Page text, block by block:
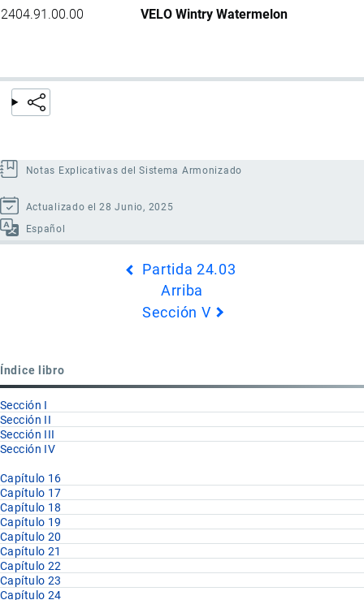
2404.91.00.00
VELO Wintry Watermelon
Notas Explicativas del Sistema Armonizado
Actualizado el 28 Junio, 2025
Español
24.04
Partida 24.03
Arriba
Sección V
Índice libro
Sección I
Sección II
Sección III
Sección IV
Capítulo 16
Capítulo 17
Capítulo 18
Capítulo 19
Capítulo 20
Capítulo 21
Capítulo 22
Capítulo 23
Capítulo 24